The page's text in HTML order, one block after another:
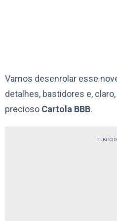
Vamos desenrolar esse
detalhes, bastidores e,
precioso Cartola BBB.